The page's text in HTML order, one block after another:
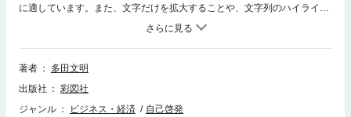
に適しています。また、文字だけを拡大することや、文字列のハイライ
ト、検索、辞書の参照、引用などの機能が使用できません。詐欺師は人の
心をあやつるプロフェッショナルだ。彼らは時代に合わせて進化し、日々
新しい手口を編み出している。たった１本の電話で何千万円も手に入れて
しまう詐欺師たちの心理操作のテクニックとは一体どんなものなのか？
生かす方法を図解で解説。厳しい時代に負けないために、ギリギリのテク
ニックを学んで、ライバルたちを出し抜こう！
著者
多田文明
出版社
彩図社
ジャンル
ビジネス・経済
自己啓発